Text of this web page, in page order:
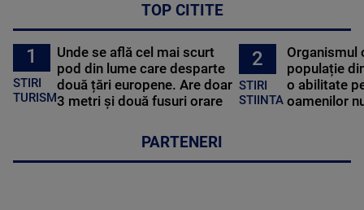
TOP CITITE
1
STIRI
TURISM
Unde se află cel mai scurt
pod din lume care desparte
două țări europene. Are doar
3 metri și două fusuri orare
2
STIRI
STIINTA
Organismul
populație
o abilitate
oamenilor
PARTENERI